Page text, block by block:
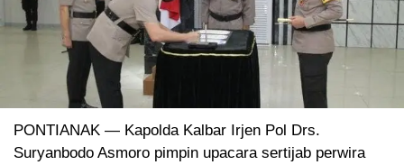
PONTIANAK — Kapolda Kalbar Irjen Pol Drs.
Suryanbodo Asmoro pimpin upacara sertijab perwira